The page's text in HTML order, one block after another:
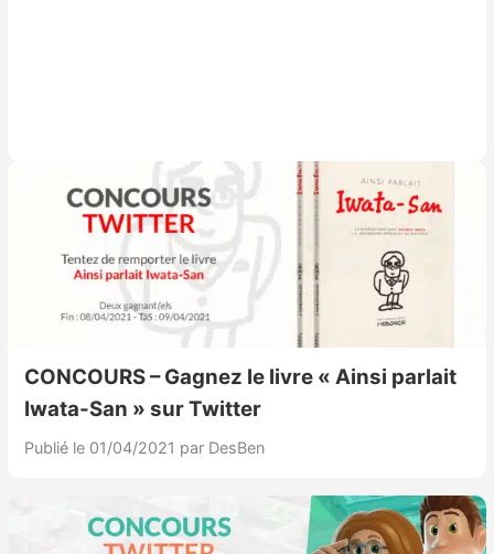
CONCOURS – Gagnez le livre « Ainsi parlait
Iwata-San » sur Twitter
Publié le 01/04/2021 par DesBen